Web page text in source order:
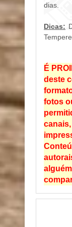
dias.
Dicas:
É
deste
fotos